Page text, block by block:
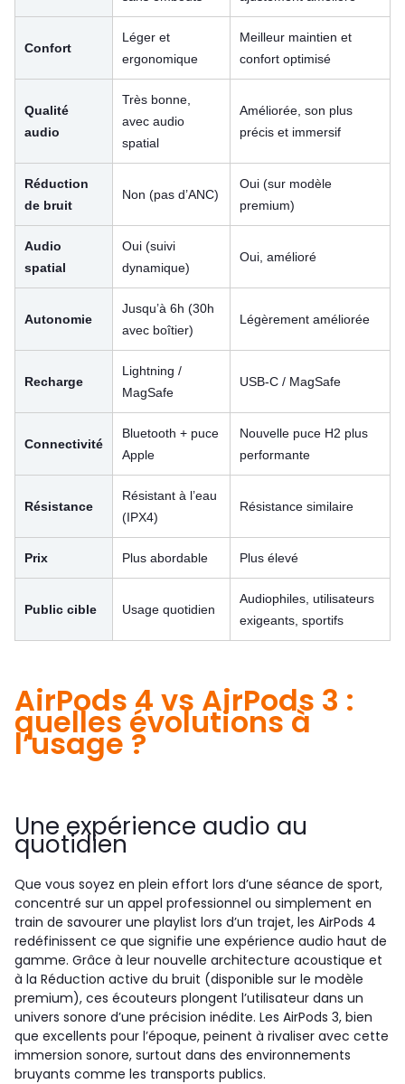
Confort
Léger et
ergonomique
Meilleur maintien et
confort optimisé
Qualité
audio
Très bonne,
avec audio
spatial
Améliorée, son plus
précis et immersif
Réduction
de bruit
Non (pas d’ANC)
Oui (sur modèle
premium)
Audio
spatial
Oui (suivi
dynamique)
Oui, amélioré
Autonomie
Jusqu’à 6h (30h
avec boîtier)
Légèrement améliorée
Recharge
Lightning /
MagSafe
USB-C / MagSafe
Connectivité
Bluetooth + puce
Apple
Nouvelle puce H2 plus
performante
Résistance
Résistant à l’eau
(IPX4)
Résistance similaire
Prix Plus abordable Plus élevé
Public cible Usage quotidien
Audiophiles, utilisateurs
exigeants, sportifs
AirPods 4 vs AirPods 3 :
quelles évolutions à
l’usage ?
Une expérience audio au
quotidien
Que vous soyez en plein effort lors d’une séance de sport,
concentré sur un appel professionnel ou simplement en
train de savourer une playlist lors d’un trajet, les AirPods 4
redéfinissent ce que signifie une expérience audio haut de
gamme. Grâce à leur nouvelle architecture acoustique et
à la Réduction active du bruit (disponible sur le modèle
premium), ces écouteurs plongent l’utilisateur dans un
univers sonore d’une précision inédite. Les AirPods 3, bien
que excellents pour l’époque, peinent à rivaliser avec cette
immersion sonore, surtout dans des environnements
bruyants comme les transports publics.